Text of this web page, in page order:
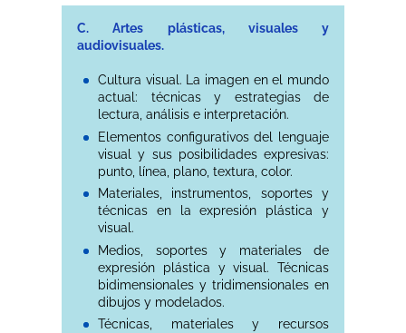
C. Artes plásticas, visuales y
audiovisuales.
Cultura visual. La imagen en el mundo
actual: técnicas y estrategias de
lectura, análisis e interpretación.
Elementos configurativos del lenguaje
visual y sus posibilidades expresivas:
punto, línea, plano, textura, color.
Materiales, instrumentos, soportes y
técnicas en la expresión plástica y
visual.
Medios, soportes y materiales de
expresión plástica y visual. Técnicas
bidimensionales y tridimensionales en
dibujos y modelados.
Técnicas, materiales y recursos